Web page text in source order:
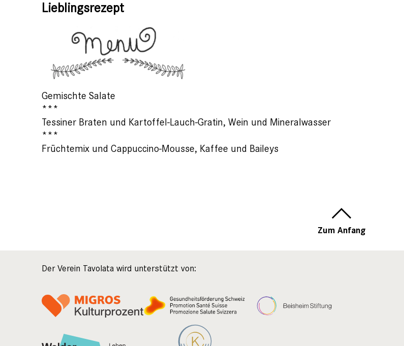
Lieblingsrezept
Gemischte Salate
***
Tessiner Braten und Kartoffel-Lauch-Gratin, Wein und Mineralwasser
***
Früchtemix und Cappuccino-Mousse, Kaffee und Baileys
Zum Anfang
Der Verein Tavolata wird unterstützt von: